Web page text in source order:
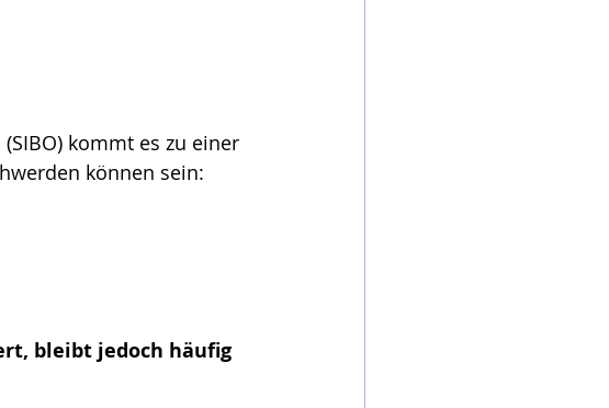
kommt es zu einer
können sein:
bleibt jedoch häufig